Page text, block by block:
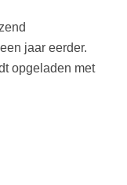
jaar eerder.
opgeladen met